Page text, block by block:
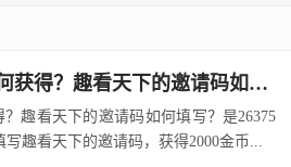
趣看天下的邀请码如何获得？趣看天下的邀请码如何填写？
趣看天下的邀请码如何填写？是26375
写趣看天下的邀请码，获得2000金币...